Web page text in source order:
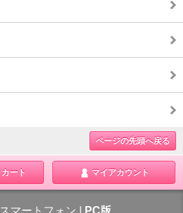
ページの先頭へ戻る
カート マイアカウント
スマートフォン PC版